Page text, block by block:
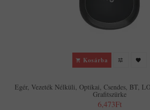
Kosárba
Egér, Vezeték Nélküli, Optikai, Csendes, BT,
Grafitszürke
6,473Ft